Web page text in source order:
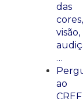
das
cores,
visão,
…
ao
CREF